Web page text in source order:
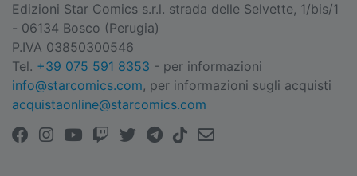
Edizioni Star Comics s.r.l. strada delle Selvette, 1/bis/1
- 06134 Bosco (Perugia)
P.IVA 03850300546
Tel. +39 075 591 8353 - per informazioni
info@starcomics.com, per informazioni sugli acquisti
acquistaonline@starcomics.com